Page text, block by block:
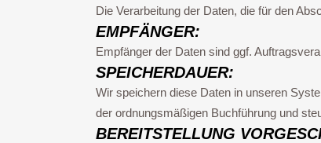
Die Verarbeitung der Daten, die für den
EMPFÄNGER:
Empfänger der Daten sind ggf.
SPEICHERDAUER:
Wir speichern diese Daten in unseren
der ordnungsmäßigen Buchführung und
BEREITSTELLUNG